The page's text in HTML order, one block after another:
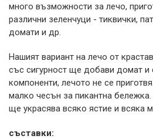
много възможности за лечо,
различни зеленчуци - тиквички,
домати и др.
Нашият вариант на лечо от
със сигурност ще добави домат и
компоненти, лечото не се
малко чесън за пикантна
ще украсява всяко ястие и всяка
съставки: